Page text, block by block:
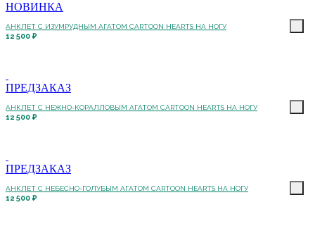
НОВИНКА
АНКЛЕТ С ИЗУМРУДНЫМ АГАТОМ CARTOON HEARTS НА НОГУ
12 500 ₽
ПРЕДЗАКАЗ
АНКЛЕТ С НЕЖНО-КОРАЛЛОВЫМ АГАТОМ CARTOON HEARTS НА НОГУ
12 500 ₽
ПРЕДЗАКАЗ
АНКЛЕТ С НЕБЕСНО-ГОЛУБЫМ АГАТОМ CARTOON HEARTS НА НОГУ
12 500 ₽